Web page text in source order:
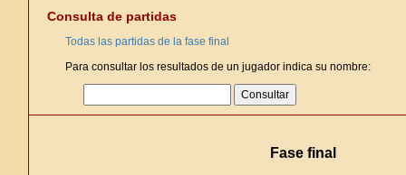
Consulta de partidas
Todas las partidas de la fase final
Para consultar los resultados de un jugador indica su nombre:
Fase final